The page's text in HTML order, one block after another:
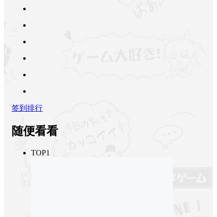
签到排行
随便看看
TOP1